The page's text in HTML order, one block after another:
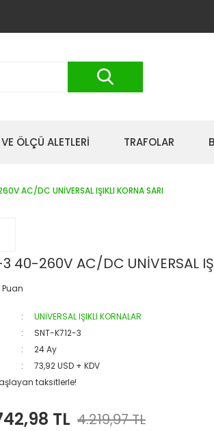
ÖLÇÜ ALETLERİ TRAFOLAR
AC/DC UNİVERSAL IŞIKLI KORNA SARI
40-260V AC/DC UNİVERSAL
UNİVERSAL IŞIKLI KORNALAR
SNT-K712-3
24 Ay
73,92 USD + KDV
taksitlerle!
TL 4.219,97 TL